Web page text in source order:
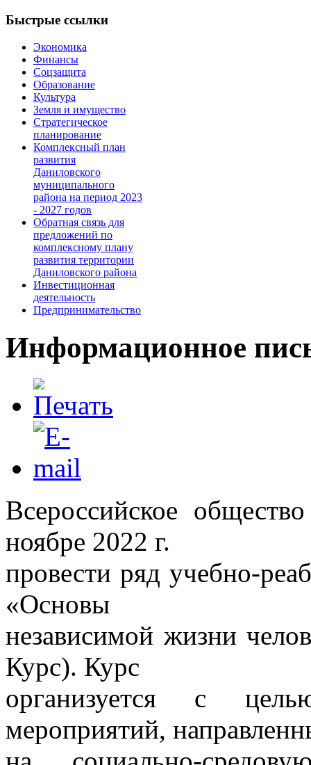
Быстрые ссылки
Экономика
Финансы
Соцзащита
Образование
Культура
Земля и имущество
Стратегическое
планирование
Комплексный план
развития
Даниловского
муниципального
района на период 2023
- 2027 годов
Обратная связь для
предложений по
комплексному плану
развития территории
Даниловского района
Инвестиционная
деятельность
Предпринимательство
Информационное
Всероссийское
ноябре 2022 г.
провести ряд учебно-
«Основы
независимой жизни
Курс). Курс
организуется с
мероприятий,